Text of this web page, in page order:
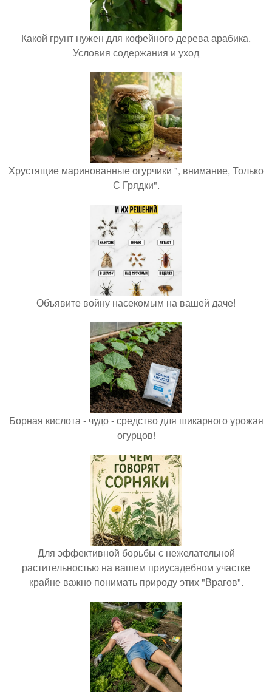
Какой грунт нужен для кофейного дерева арабика.
Условия содержания и уход
Хрустящие маринованные огурчики ", внимание, Только
С Грядки".
Объявите войну насекомым на вашей даче!
Борная кислота - чудо - средство для шикарного урожая
огурцов!
Для эффективной борьбы с нежелательной
растительностью на вашем приусадебном участке
крайне важно понимать природу этих "Врагов".